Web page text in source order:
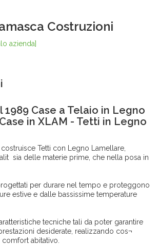
Costruzioni
azienda]
1989 Case a Telaio in Legno
in XLAM - Tetti in Legno
Tetti con Legno Lamellare,
sia delle materie prime, che nella posa in
per durare nel tempo e proteggono
estive e dalle bassissime temperature
tecniche tali da poter garantire
desiderate, realizzando cos¬
abitativo.